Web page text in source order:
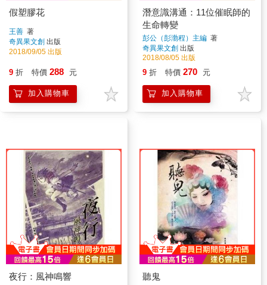
假塑膠花
王善 著
奇異果文創 出版
2018/09/05 出版
9 折 特價 288 元
加入購物車
潛意識溝通：11位催眠師的
生命轉變
彭公（彭渤程）主編 著
奇異果文創 出版
2018/08/05 出版
9 折 特價 270 元
加入購物車
夜行：風神鳴響 聽鬼